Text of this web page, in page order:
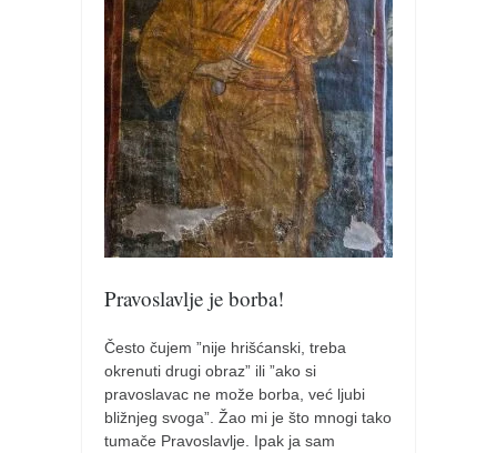
pravoslavlje
zabranjena istorija
ćirilica
porodične priče
umesto tvitera
kalendar srpski
azbuki i knjige
Okinava karate
najnovije na blogu
moje beleške
istorija karatea
bubishi
Pravoslavlje je borba!
Često čujem ”nije hrišćanski, treba
okrenuti drugi obraz” ili ”ako si
pravoslavac ne može borba, već ljubi
bližnjeg svoga”. Žao mi je što mnogi tako
tumače Pravoslavlje. Ipak ja sam